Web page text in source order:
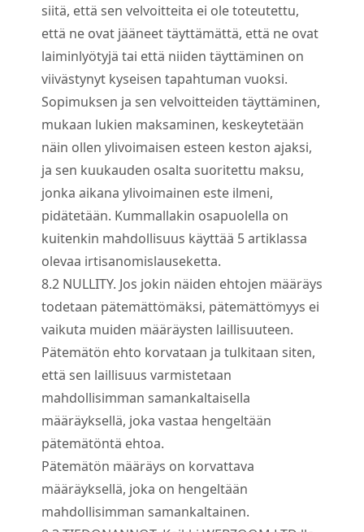
siitä, että sen velvoitteita ei ole toteutettu,
että ne ovat jääneet täyttämättä, että ne ovat
laiminlyötyjä tai että niiden täyttäminen on
viivästynyt kyseisen tapahtuman vuoksi.
Sopimuksen ja sen velvoitteiden täyttäminen,
mukaan lukien maksaminen, keskeytetään
näin ollen ylivoimaisen esteen keston ajaksi,
ja sen kuukauden osalta suoritettu maksu,
jonka aikana ylivoimainen este ilmeni,
pidätetään. Kummallakin osapuolella on
kuitenkin mahdollisuus käyttää 5 artiklassa
olevaa irtisanomislauseketta.
8.2NULLITY. Jos jokin näiden ehtojen määräys
todetaan pätemättömäksi, pätemättömyys ei
vaikuta muiden määräysten laillisuuteen.
Pätemätön ehto korvataan ja tulkitaan siten,
että sen laillisuus varmistetaan
mahdollisimman samankaltaisella
määräyksellä, joka vastaa hengeltään
pätemätöntä ehtoa.
Pätemätön määräys on korvattava
määräyksellä, joka on hengeltään
mahdollisimman samankaltainen.